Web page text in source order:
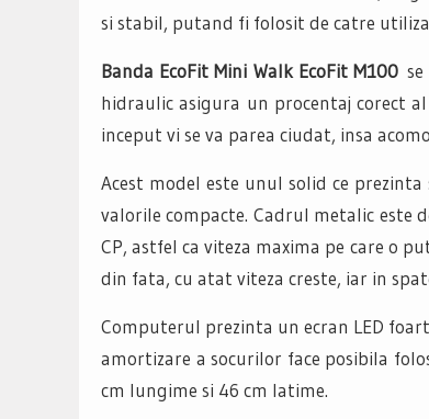
si stabil, putand fi folosit de catre
Banda EcoFit Mini Walk EcoFit M100
hidraulic asigura un procentaj corect
inceput vi se va parea ciudat, insa
Acest model este unul solid ce
valorile compacte. Cadrul metalic este
CP, astfel ca viteza maxima pe care o
din fata, cu atat viteza creste, iar in
Computerul prezinta un ecran LED
amortizare a socurilor face posibila
cm lungime si 46 cm latime.